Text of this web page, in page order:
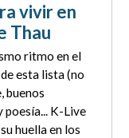
vivir en
Thau
ritmo en el
esta lista (no
buenos
poesía... K-Live
huella en los